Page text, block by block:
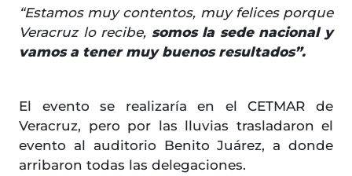
“Estamos muy contentos, muy felices porque
Veracruz lo recibe, somos la sede nacional y
vamos a tener muy buenos resultados”.
El evento se realizaría en el CETMAR de
Veracruz, pero por las lluvias trasladaron el
evento al auditorio Benito Juárez, a donde
arribaron todas las delegaciones.